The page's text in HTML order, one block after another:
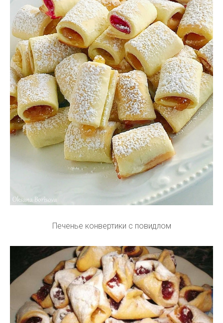
Печенье конвертики с повидлом